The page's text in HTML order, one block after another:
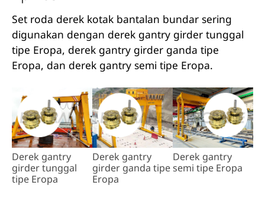
Set roda derek kotak bantalan bundar sering
digunakan dengan derek gantry girder tunggal
tipe Eropa, derek gantry girder ganda tipe
Eropa, dan derek gantry semi tipe Eropa.
Derek gantry
girder tunggal
tipe Eropa
Derek gantry
girder ganda tipe
Eropa
Derek gantry
semi tipe Eropa